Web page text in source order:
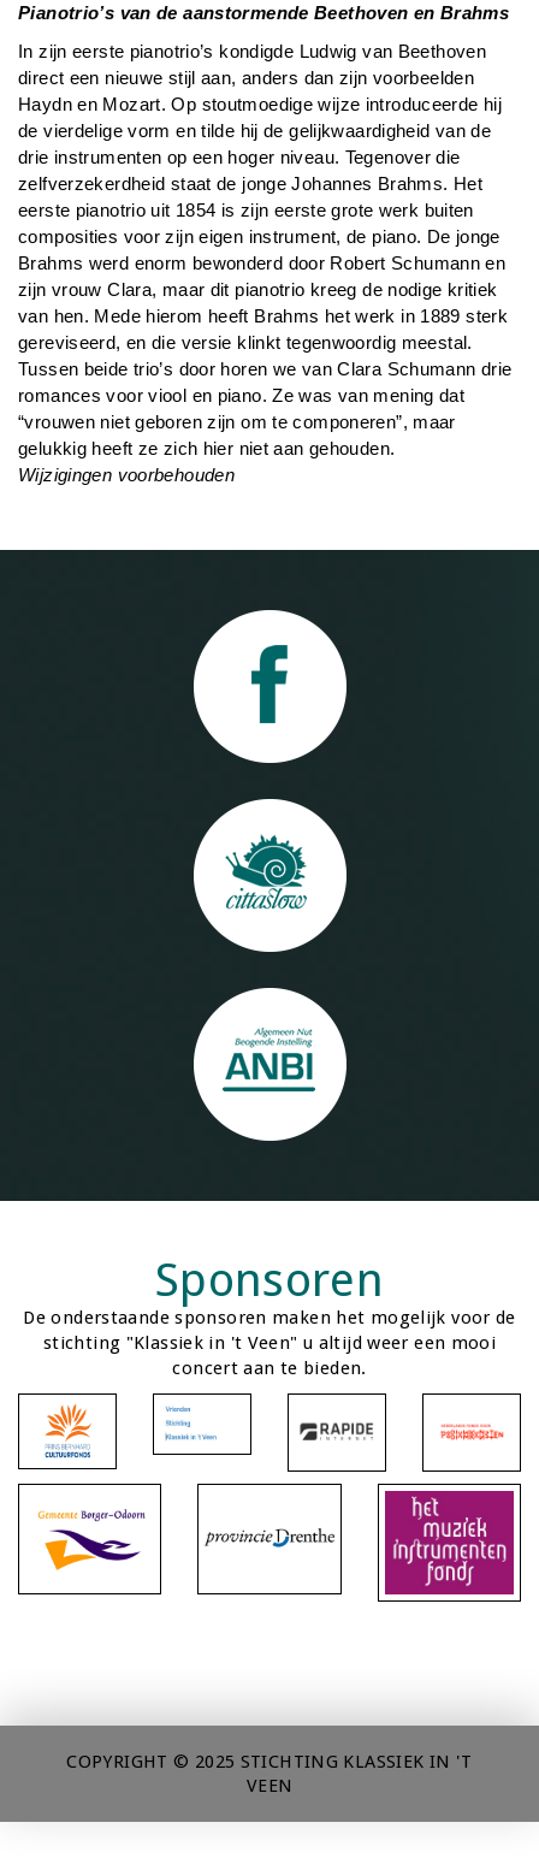
Pianotrio’s van de aanstormende Beethoven en Brahms
In zijn eerste pianotrio’s kondigde Ludwig van Beethoven
direct een nieuwe stijl aan, anders dan zijn voorbeelden
Haydn en Mozart. Op stoutmoedige wijze introduceerde hij
de vierdelige vorm en tilde hij de gelijkwaardigheid van de
drie instrumenten op een hoger niveau. Tegenover die
zelfverzekerdheid staat de jonge Johannes Brahms. Het
eerste pianotrio uit 1854 is zijn eerste grote werk buiten
composities voor zijn eigen instrument, de piano. De jonge
Brahms werd enorm bewonderd door Robert Schumann en
zijn vrouw Clara, maar dit pianotrio kreeg de nodige kritiek
van hen. Mede hierom heeft Brahms het werk in 1889 sterk
gereviseerd, en die versie klinkt tegenwoordig meestal.
Tussen beide trio’s door horen we van Clara Schumann drie
romances voor viool en piano. Ze was van mening dat
“vrouwen niet geboren zijn om te componeren”, maar
gelukkig heeft ze zich hier niet aan gehouden.
Wijzigingen voorbehouden
Sponsoren
De onderstaande sponsoren maken het mogelijk voor de
stichting "Klassiek in 't Veen" u altijd weer een mooi
concert aan te bieden.
COPYRIGHT © 2025 STICHTING KLASSIEK IN 'T
VEEN